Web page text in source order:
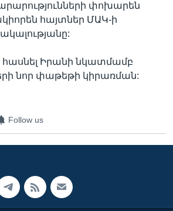
փոխարեն
հայտներ ՄԱԿ-ի
հասնել Իրանի նկատմամբ
նոր փաթեթի կիրառման:
Follow us